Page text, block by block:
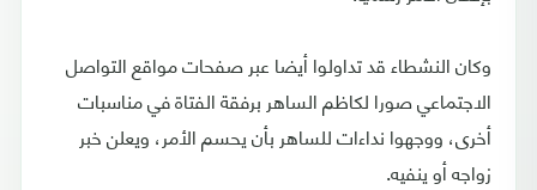
وكان النشطاء قد تداولوا أيضا عبر صفحات مواقع التواصل
الاجتماعي صورا لكاظم الساهر برفقة الفتاة في مناسبات
أخرى، ووجهوا نداءات للساهر بأن يحسم الأمر، ويعلن خبر
زواجه أو ينفيه.